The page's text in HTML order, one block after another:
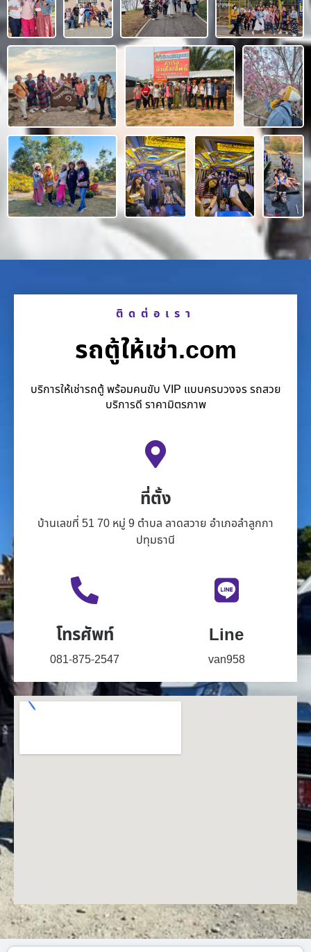
ติดต่อเรา
รถตู้ให้เช่า.com
บริการให้เช่ารถตู้ พร้อมคนขับ VIP แบบครบวงจร รถสวย
บริการดี ราคามิตรภาพ
ที่ตั้ง
บ้านเลขที่ 51 70 หมู่ 9 ตำบล ลาดสวาย อำเภอลำลูกกา
ปทุมธานี
โทรศัพท์
081-875-2547
Line
van958